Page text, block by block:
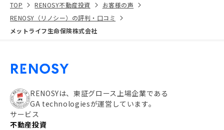
TOP RENOSY不動産投資
お客様の声
RENOSY（リノシー）の評判・口コミ
メットライフ生命保険株式会社
RENOSYは、東証グロース上場企業である
GA technologiesが運営しています。
サービス
不動産投資